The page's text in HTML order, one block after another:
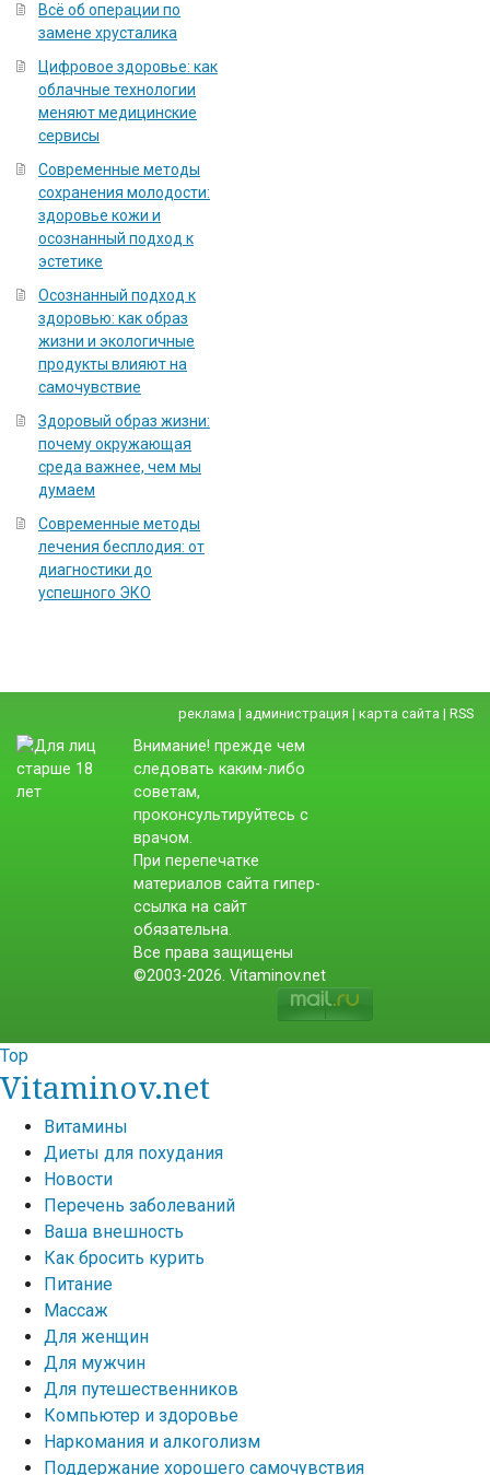
Всё об операции по
замене хрусталика
Цифровое здоровье: как
облачные технологии
меняют медицинские
сервисы
Современные методы
сохранения молодости:
здоровье кожи и
осознанный подход к
эстетике
Осознанный подход к
здоровью: как образ
жизни и экологичные
продукты влияют на
самочувствие
Здоровый образ жизни:
почему окружающая
среда важнее, чем мы
думаем
Современные методы
лечения бесплодия: от
диагностики до
успешного ЭКО
реклама | администрация | карта сайта | RSS
Внимание! прежде чем
следовать каким-либо
советам,
проконсультируйтесь с
врачом.
При перепечатке
материалов сайта гипер-
ссылка на сайт
обязательна.
Все права защищены
©2003-2026. Vitaminov.net
Top
Vitaminov.net
Витамины
Диеты для похудания
Новости
Перечень заболеваний
Ваша внешность
Как бросить курить
Питание
Массаж
Для женщин
Для мужчин
Для путешественников
Компьютер и здоровье
Наркомания и алкоголизм
Поддержание хорошего самочувствия